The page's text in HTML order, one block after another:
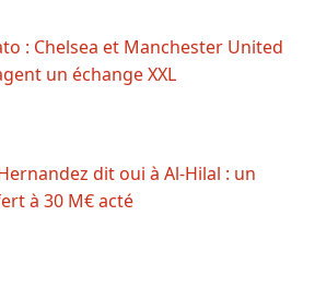
: Chelsea et Manchester United
un échange XXL
dit oui à Al-Hilal : un
à 30 M€ acté